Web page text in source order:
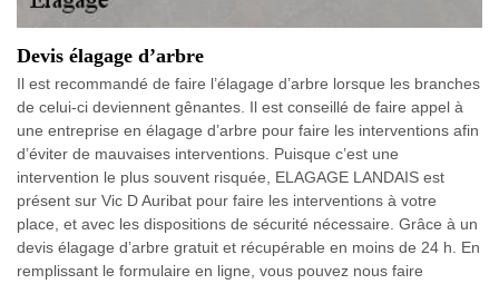
Devis élagage d’arbre
Il est recommandé de faire l’élagage d’arbre lorsque les branches
de celui-ci deviennent gênantes. Il est conseillé de faire appel à
une entreprise en élagage d’arbre pour faire les interventions afin
d’éviter de mauvaises interventions. Puisque c’est une
intervention le plus souvent risquée, ELAGAGE LANDAIS est
présent sur Vic D Auribat pour faire les interventions à votre
place, et avec les dispositions de sécurité nécessaire. Grâce à un
devis élagage d’arbre gratuit et récupérable en moins de 24 h. En
remplissant le formulaire en ligne, vous pouvez nous faire